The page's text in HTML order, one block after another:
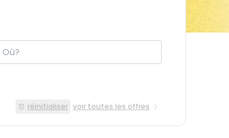
réinitialiser voir toutes les offres